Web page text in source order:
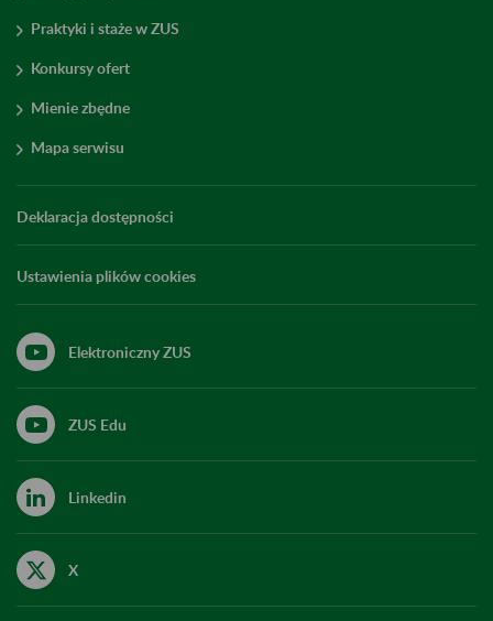
Praktyki i staże w ZUS
Konkursy ofert
Mienie zbędne
Mapa serwisu
Deklaracja dostępności
Ustawienia plików cookies
Elektroniczny ZUS
ZUS Edu
Linkedin
X